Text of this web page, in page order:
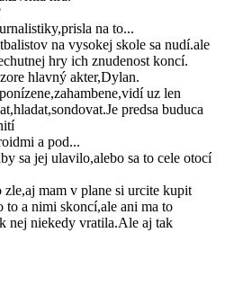
na to...
na vysokej skole sa nudí.ale
hry ich znudenost koncí.
hlavný akter,Dylan.
uz len
predsa buduca
a pod...
sa jej ulavilo,alebo sa to cele otocí
mam v plane si urcite kupit
to a nimi skoncí,ale ani ma to
nej niekedy vratila.Ale aj tak